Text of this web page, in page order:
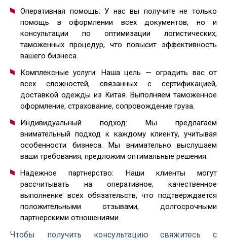
Оперативная помощь: У нас вы получите не только
помощь в оформлении всех документов, но и
консультации по оптимизации логистических,
таможенных процедур, что повысит эффективность
вашего бизнеса.
Комплексные услуги: Наша цель — оградить вас от
всех сложностей, связанных с сертификацией,
доставкой одежды из Китая. Выполняем таможенное
оформление, страхование, сопровождение груза.
Индивидуальный подход: Мы предлагаем
внимательный подход к каждому клиенту, учитывая
особенности бизнеса. Мы внимательно выслушаем
ваши требования, предложим оптимальные решения.
Надежное партнерство: Наши клиенты могут
рассчитывать на оперативное, качественное
выполнение всех обязательств, что подтверждается
положительными отзывами, долгосрочными
партнерскими отношениями.
Чтобы получить консультацию свяжитесь с